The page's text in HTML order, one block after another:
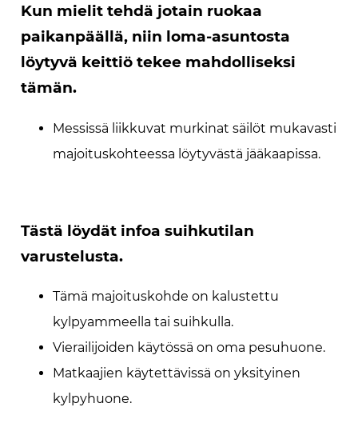
Kun mielit tehdä jotain ruokaa
paikanpäällä, niin loma-asuntosta
löytyvä keittiö tekee mahdolliseksi
tämän.
Messissä liikkuvat murkinat säilöt mukavasti
majoituskohteessa löytyvästä jääkaapissa.
Tästä löydät infoa suihkutilan
varustelusta.
Tämä majoituskohde on kalustettu
kylpyammeella tai suihkulla.
Vierailijoiden käytössä on oma pesuhuone.
Matkaajien käytettävissä on yksityinen
kylpyhuone.